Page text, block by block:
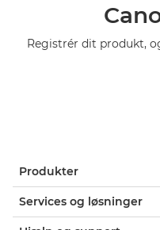
Registrér dit produkt,
Produkter
Services og løsninger